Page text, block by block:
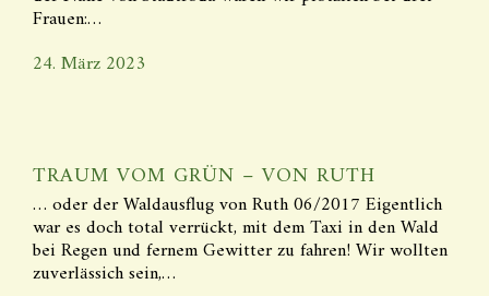
Frauen:…
24. März 2023
TRAUM VOM GRÜN – VON RUTH
… oder der Waldausflug von Ruth 06/2017 Eigentlich
war es doch total verrückt, mit dem Taxi in den Wald
bei Regen und fernem Gewitter zu fahren! Wir wollten
zuverlässich sein,…